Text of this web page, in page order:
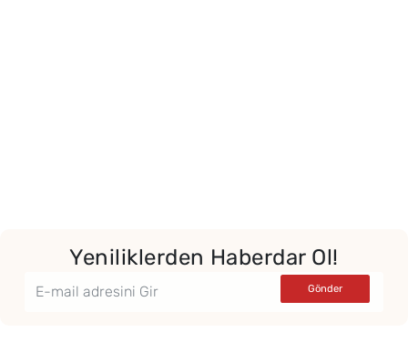
Yeniliklerden Haberdar Ol!